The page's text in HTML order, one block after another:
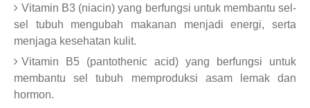
Vitamin B3 (niacin) yang berfungsi untuk membantu sel-
sel tubuh mengubah makanan menjadi energi, serta
menjaga kesehatan kulit.
Vitamin B5 (pantothenic acid) yang berfungsi untuk
membantu sel tubuh memproduksi asam lemak dan
hormon.